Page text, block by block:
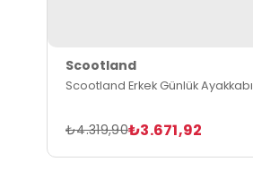
Scootland
Scootland Erkek Günlük Ayakkabı
₺3.671,92
₺4.319,90